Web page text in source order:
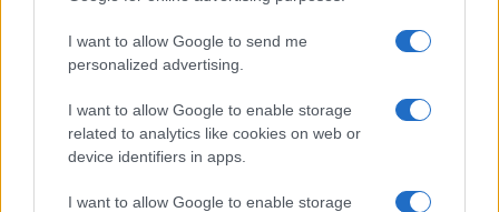
I want to allow Google to send me
personalized advertising.
I want to allow Google to enable storage
related to analytics like cookies on web or
device identifiers in apps.
I want to allow Google to enable storage
© 2026 - VOLOSCONTATO CONSIGLI E DIARI DI VIAGGIO - P.IVA
04827280654 – TESTATA REGISTRATA AL TRIBUNALE DI NOCERA
35792 – ISCRITTA ALL’ANSO (ASSOCIAZIONE NAZIONALE STAMPA
ONLINE)